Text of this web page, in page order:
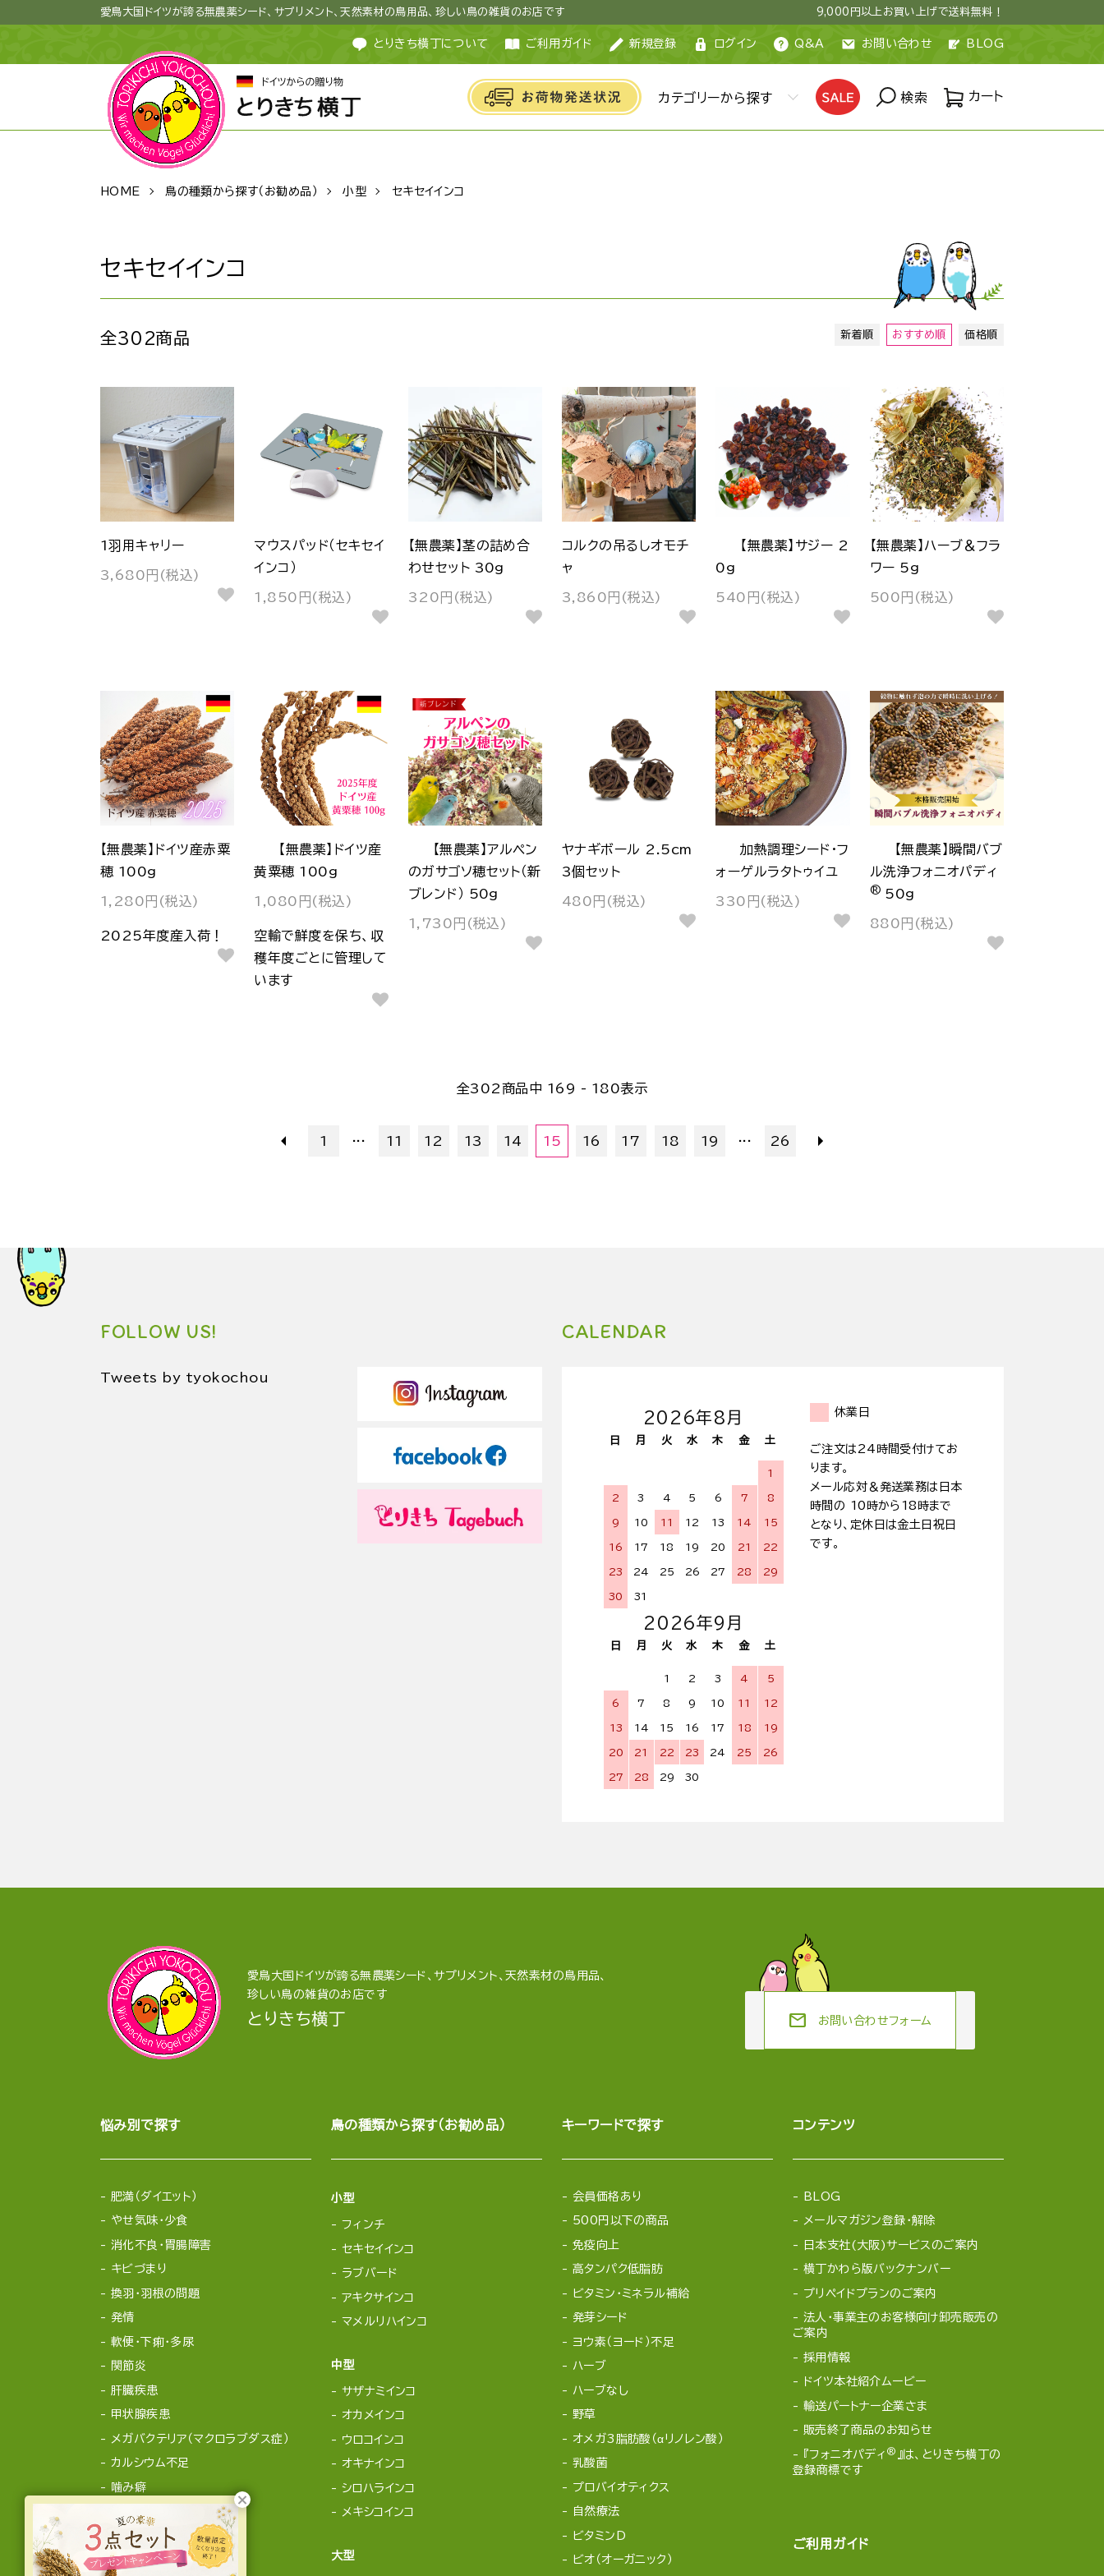
愛鳥大国ドイツが誇る無農薬シード、サプリメント、天然素材の鳥用品、珍しい鳥の雑貨のお店です 9,000円以上お買い上げで送料無料！
とりきち横丁について ご利用ガイド 新規登録 ログイン Q&A お問い合わせ BLOG
カテゴリーから探す 検索 カート
HOME 鳥の種類から探す（お勧め品） 小型 セキセイインコ
セキセイインコ
全302商品 新着順 おすすめ順 価格順
1羽用キャリー
3,680円(税込)
マウスパッド（セキセイ
インコ）
1,850円(税込)
【無農薬】茎の詰め合
わせセット 30g
320円(税込)
コルクの吊るしオモチ
ャ
3,860円(税込)
【無農薬】サジー 2
0g
540円(税込)
【無農薬】ハーブ＆フラ
ワー 5g
500円(税込)
【無農薬】ドイツ産赤粟
穂 100g
1,280円(税込)
2025年度産入荷！
【無農薬】ドイツ産
黄粟穂 100g
1,080円(税込)
空輸で鮮度を保ち、収
穫年度ごとに管理して
います
【無農薬】アルペン
のガサゴソ穂セット（新
ブレンド） 50g
1,730円(税込)
ヤナギボール 2.5cm
3個セット
480円(税込)
加熱調理シード・フ
ォーゲルラタトゥイユ
330円(税込)
【無農薬】瞬間バブ
ル洗浄フォニオパディ
® 50g
880円(税込)
全302商品中 169 - 180表示
1 ... 11 12 13 14 15 16 17 18 19 ... 26
FOLLOW US!
Tweets by tyokochou
CALENDAR
2026年8月
日 月 火 水 木 金 土
1
2 3 4 5 6 7 8
9 10 11 12 13 14 15
16 17 18 19 20 21 22
23 24 25 26 27 28 29
30 31
2026年9月
日 月 火 水 木 金 土
1 2 3 4 5
6 7 8 9 10 11 12
13 14 15 16 17 18 19
20 21 22 23 24 25 26
27 28 29 30
休業日
ご注文は24時間受付けてお
ります。
メール応対＆発送業務は日本
時間の 10時から18時まで
となり、定休日は金土日祝日
です。
愛鳥大国ドイツが誇る無農薬シード、サプリメント、天然素材の鳥用品、
珍しい鳥の雑貨のお店です
とりきち横丁 mail お問い合わせフォーム
悩み別で探す
肥満（ダイエット）
やせ気味・少食
消化不良・胃腸障害
キビづまり
換羽・羽根の問題
発情
軟便・下痢・多尿
関節炎
肝臓疾患
甲状腺疾患
メガバクテリア（マクロラブダス症）
カルシウム不足
噛み癖
鳥の種類から探す（お勧め品）
小型
フィンチ
セキセイインコ
ラブバード
アキクサインコ
マメルリハインコ
中型
サザナミインコ
オカメインコ
ウロコインコ
オキナインコ
シロハラインコ
メキシコインコ
大型
キーワードで探す
会員価格あり
500円以下の商品
免疫向上
高タンパク低脂肪
ビタミン・ミネラル補給
発芽シード
ヨウ素（ヨード）不足
ハーブ
ハーブなし
野草
オメガ3脂肪酸（αリノレン酸）
乳酸菌
プロバイオティクス
自然療法
ビタミンD
ビオ（オーガニック）
コンテンツ
BLOG
メールマガジン登録・解除
日本支社(大阪)サービスのご案内
横丁かわら版バックナンバー
プリペイドプランのご案内
法人・事業主のお客様向け卸売販売の
ご案内
採用情報
ドイツ本社紹介ムービー
輸送パートナー企業さま
販売終了商品のお知らせ
『フォニオパディ ® 』は、とりきち横丁の
登録商標です
ご利用ガイド